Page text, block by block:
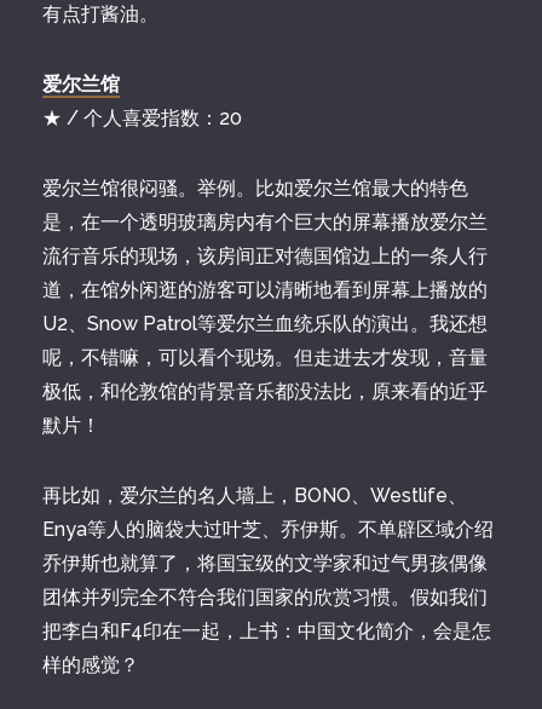
有点打酱油。
爱尔兰馆
★ / 个人喜爱指数：20
爱尔兰馆很闷骚。举例。比如爱尔兰馆最大的特色
是，在一个透明玻璃房内有个巨大的屏幕播放爱尔兰
流行音乐的现场，该房间正对德国馆边上的一条人行
道，在馆外闲逛的游客可以清晰地看到屏幕上播放的
U2、Snow Patrol等爱尔兰血统乐队的演出。我还想
呢，不错嘛，可以看个现场。但走进去才发现，音量
极低，和伦敦馆的背景音乐都没法比，原来看的近乎
默片！
再比如，爱尔兰的名人墙上，BONO、Westlife、
Enya等人的脑袋大过叶芝、乔伊斯。不单辟区域介绍
乔伊斯也就算了，将国宝级的文学家和过气男孩偶像
团体并列完全不符合我们国家的欣赏习惯。假如我们
把李白和F4印在一起，上书：中国文化简介，会是怎
样的感觉？